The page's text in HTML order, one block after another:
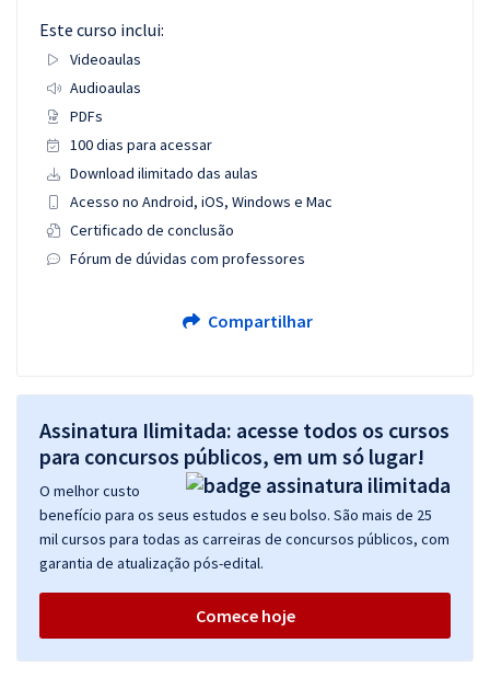
Este curso inclui:
Videoaulas
Audioaulas
PDFs
100 dias para acessar
Download ilimitado das aulas
Acesso no Android, iOS, Windows e Mac
Certificado de conclusão
Fórum de dúvidas com professores
Compartilhar
Assinatura Ilimitada: acesse todos os cursos
para concursos públicos, em um só lugar!
O melhor custo
benefício para os seus estudos e seu bolso. São mais de 25
mil cursos para todas as carreiras de concursos públicos, com
garantia de atualização pós-edital.
Comece hoje